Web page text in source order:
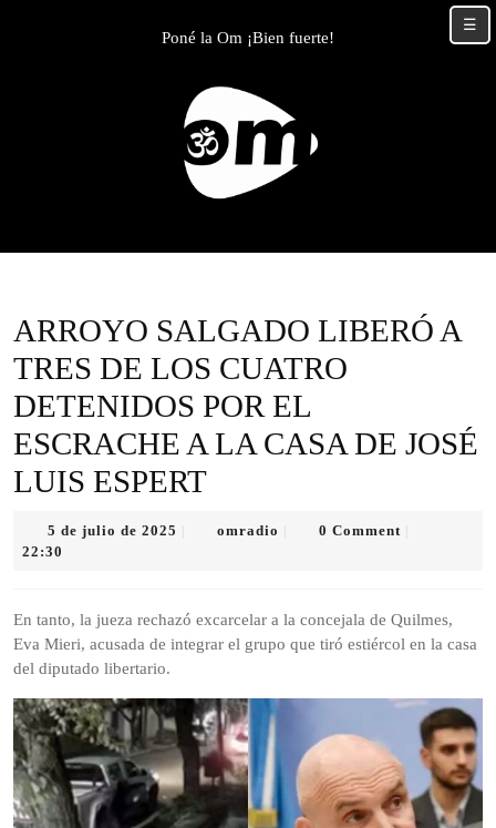
Poné la Om ¡Bien fuerte!
ARROYO SALGADO LIBERÓ A
TRES DE LOS CUATRO
DETENIDOS POR EL
ESCRACHE A LA CASA DE JOSÉ
LUIS ESPERT
5 de julio de 2025
2025
omradio omradio0 Comment
22:30
En tanto, la jueza rechazó excarcelar a la concejala de Quilmes,
Eva Mieri, acusada de integrar el grupo que tiró estiércol en la casa
del diputado libertario.
☰